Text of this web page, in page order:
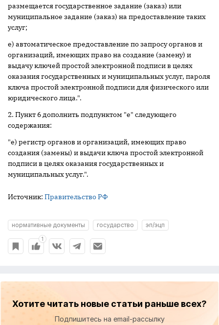
размещается государственное задание (заказ) или
муниципальное задание (заказ) на предоставление таких
услуг;
е) автоматическое предоставление по запросу органов и
организаций, имеющих право на создание (замену) и
выдачу ключей простой электронной подписи в целях
оказания государственных и муниципальных услуг, пароля
ключа простой электронной подписи для физического или
юридического лица.".
2. Пункт 6 дополнить подпунктом "е" следующего
содержания:
"е) регистр органов и организаций, имеющих право
создания (замены) и выдачи ключа простой электронной
подписи в целях оказания государственных и
муниципальных услуг.".
Источник: Правительство РФ
нормативные документы государство эп/эцп
1
Хотите читать новые статьи раньше всех?
Подпишитесь на email-рассылку